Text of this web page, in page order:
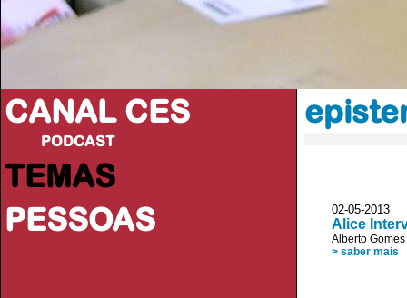
CANAL CES
PODCAST
TEMAS
PESSOAS
02-05-
Alice
Alberto Gomes
> saber mais